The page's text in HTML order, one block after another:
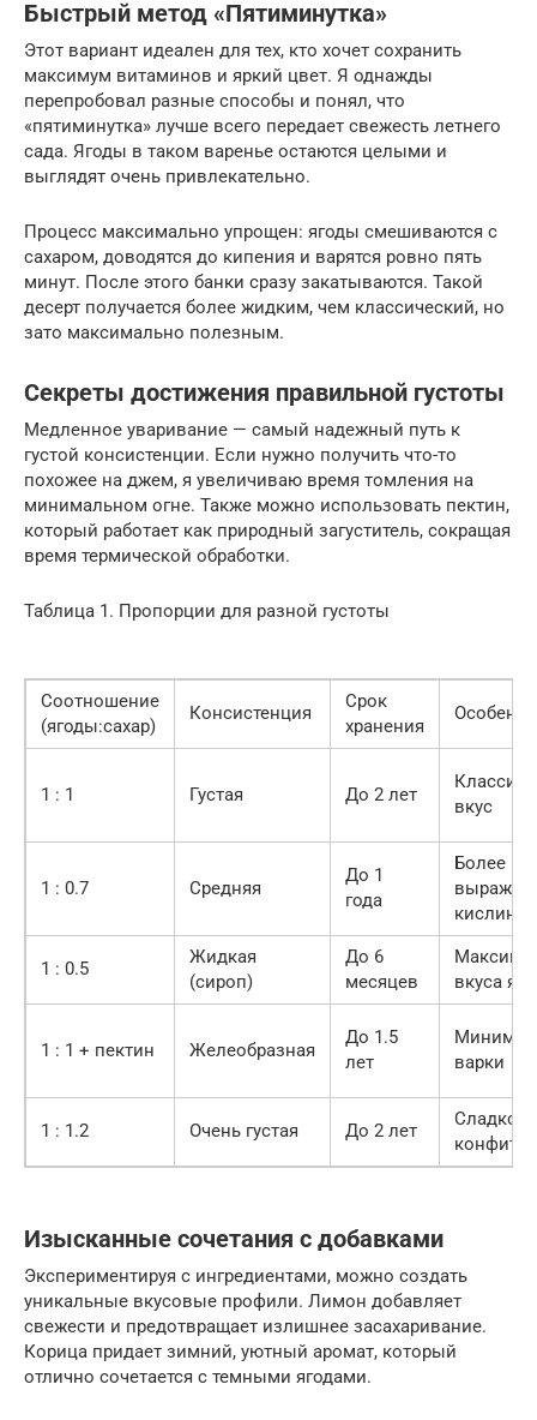
Быстрый метод «Пятиминутка»
Этот вариант идеален для тех, кто хочет сохранить
максимум витаминов и яркий цвет. Я однажды
перепробовал разные способы и понял, что
«пятиминутка» лучше всего передает свежесть летнего
сада. Ягоды в таком варенье остаются целыми и
выглядят очень привлекательно.
Процесс максимально упрощен: ягоды смешиваются с
сахаром, доводятся до кипения и варятся ровно пять
минут. После этого банки сразу закатываются. Такой
десерт получается более жидким, чем классический, но
зато максимально полезным.
Секреты достижения правильной густоты
Медленное уваривание — самый надежный путь к
густой консистенции. Если нужно получить что-то
похожее на джем, я увеличиваю время томления на
минимальном огне. Также можно использовать пектин,
который работает как природный загуститель, сокращая
время термической обработки.
Таблица 1. Пропорции для разной густоты
Соотношение
(ягоды:сахар)
Консистенция
Срок
хранения
1 : 1 Густая До 2 лет
вкус
1 : 0.7 Средняя
До 1
года
Более
кислинка
1 : 0.5
Жидкая
(сироп)
До 6
месяцев
вкуса
1 : 1 + пектин Желеобразная
До 1.5
лет
Минимум
варки
1 : 1.2 Очень густая До 2 лет
Сладко,
Изысканные сочетания с добавками
Экспериментируя с ингредиентами, можно создать
уникальные вкусовые профили. Лимон добавляет
свежести и предотвращает излишнее засахаривание.
Корица придает зимний, уютный аромат, который
отлично сочетается с темными ягодами.